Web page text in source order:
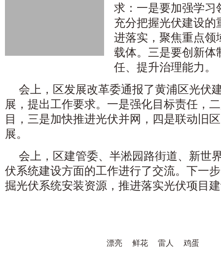
求：一是要加强学习
充分把握光伏建设的
进落实，聚焦重点领
载体。三是要创新体
任、提升治理能力。
会上，区发展改革委通报了黄浦区光伏
展，提出工作要求。一是强化目标责任，
目，三是加快推进光伏并网，四是联动旧
展。
会上，区建管委、半淞园路街道、新世
伏系统建设方面的工作进行了交流。下一
掘光伏系统安装资源，推进落实光伏项目
漂亮 鲜花 雷人 鸡蛋